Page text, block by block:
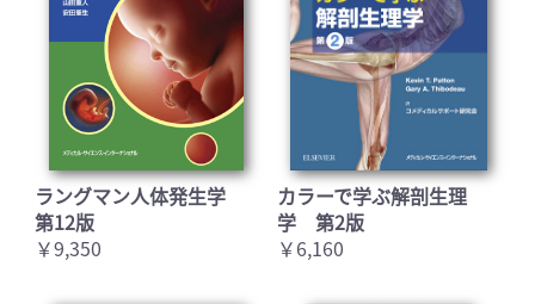
ラングマン人体発生学
第12版
￥9,350
カラーで学ぶ解剖生理
学 第2版
￥6,160